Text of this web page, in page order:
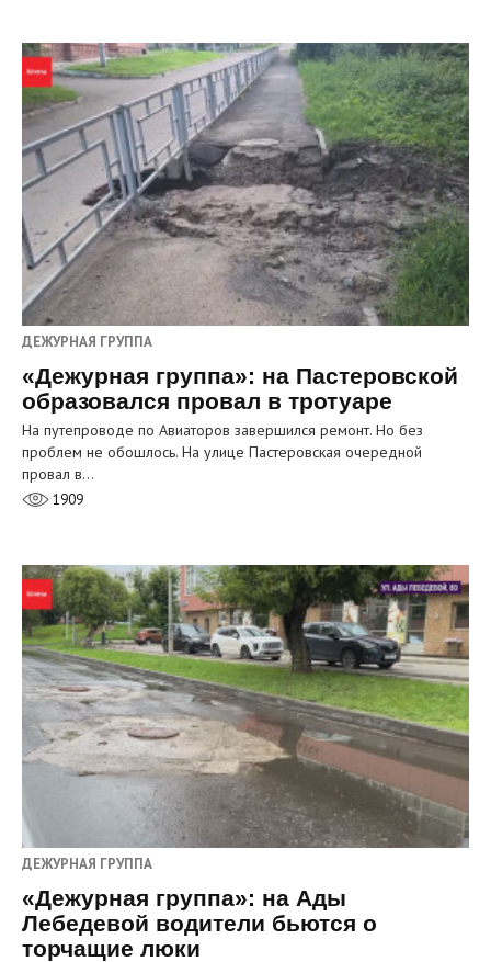
ДЕЖУРНАЯ ГРУППА
«Дежурная группа»: на Пастеровской
образовался провал в тротуаре
На путепроводе по Авиаторов завершился ремонт. Но без
проблем не обошлось. На улице Пастеровская очередной
провал в…
1909
ДЕЖУРНАЯ ГРУППА
«Дежурная группа»: на Ады
Лебедевой водители бьются о
торчащие люки